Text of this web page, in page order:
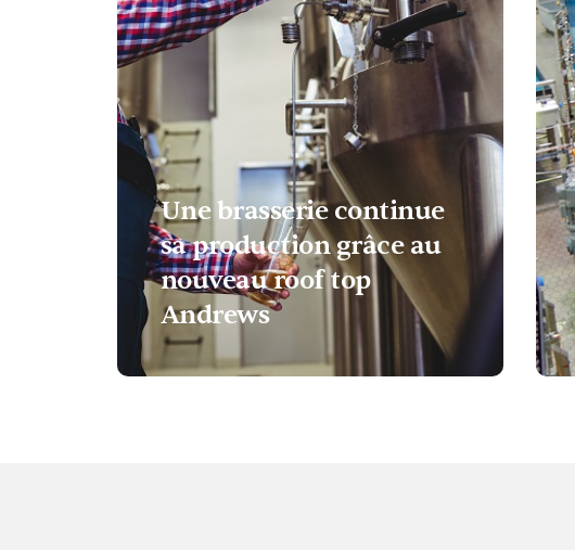
Une brasserie continue
sa production grâce au
nouveau roof top
Andrews